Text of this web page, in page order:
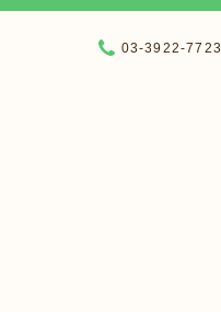
03-3922-7723